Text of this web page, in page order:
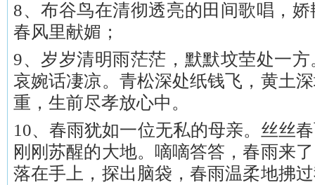
8、布谷鸟在清彻透亮的田间歌唱，
春风里献媚；
9、岁岁清明雨茫茫，默默坟茔处一
哀婉话凄凉。青松深处纸钱飞，黄土
重，生前尽孝放心中。
10、春雨犹如一位无私的母亲。丝丝
刚刚苏醒的大地。嘀嘀答答，春雨来
落在手上，探出脑袋，春雨温柔地拂